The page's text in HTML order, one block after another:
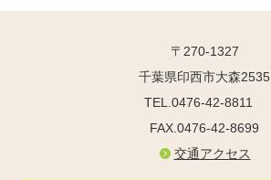
〒270-1327
千葉県印西市大森2535
TEL.0476-42-8811
FAX.0476-42-8699
交通アクセス